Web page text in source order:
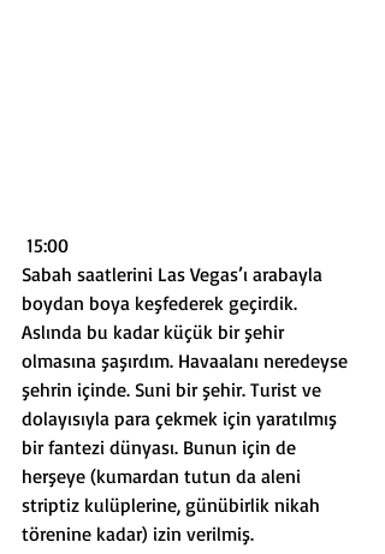
15:00
Sabah saatlerini Las Vegas’ı arabayla
boydan boya keşfederek geçirdik.
Aslında bu kadar küçük bir şehir
olmasına şaşırdım. Havaalanı neredeyse
şehrin içinde. Suni bir şehir. Turist ve
dolayısıyla para çekmek için yaratılmış
bir fantezi dünyası. Bunun için de
herşeye (kumardan tutun da aleni
striptiz kulüplerine, günübirlik nikah
törenine kadar) izin verilmiş.